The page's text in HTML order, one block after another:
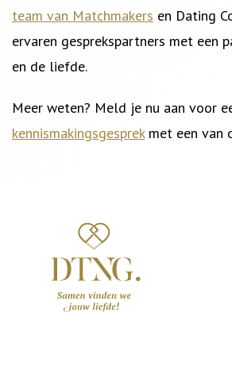
team van Matchmakers en Dating
ervaren gesprekspartners met een
en de liefde.
Meer weten? Meld je nu aan voor
kennismakingsgesprekmet een van